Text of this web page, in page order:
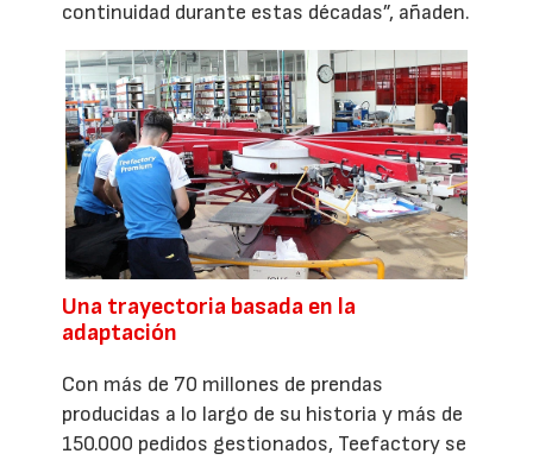
continuidad durante estas décadas”, añaden.
Una trayectoria basada en la
adaptación
Con más de 70 millones de prendas
producidas a lo largo de su historia y más de
150.000 pedidos gestionados, Teefactory se